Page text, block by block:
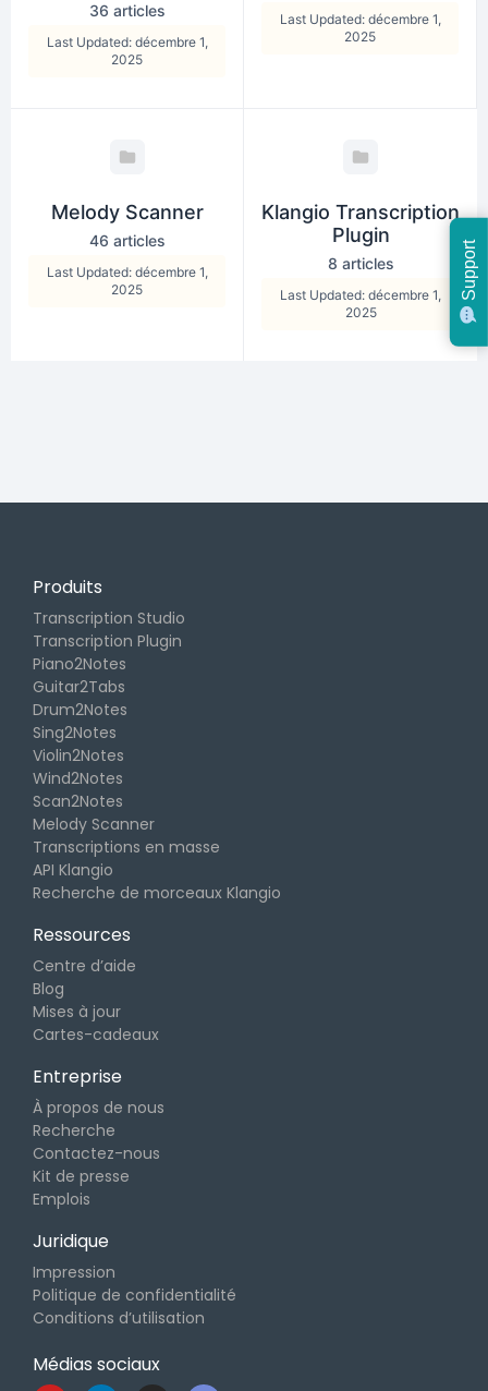
36 articles
Last Updated: décembre 1,
2025
Last Updated: décembre 1,
2025
Melody Scanner
46 articles
Last Updated: décembre 1,
2025
Klangio Transcription
Plugin
8 articles
Last Updated: décembre 1,
2025
Produits
Transcription Studio
Transcription Plugin
Piano2Notes
Guitar2Tabs
Drum2Notes
Sing2Notes
Violin2Notes
Wind2Notes
Scan2Notes
Melody Scanner
Transcriptions en masse
API Klangio
Recherche de morceaux Klangio
Ressources
Centre d’aide
Blog
Mises à jour
Cartes-cadeaux
Entreprise
À propos de nous
Recherche
Contactez-nous
Kit de presse
Emplois
Juridique
Impression
Politique de confidentialité
Conditions d’utilisation
Médias sociaux
Support